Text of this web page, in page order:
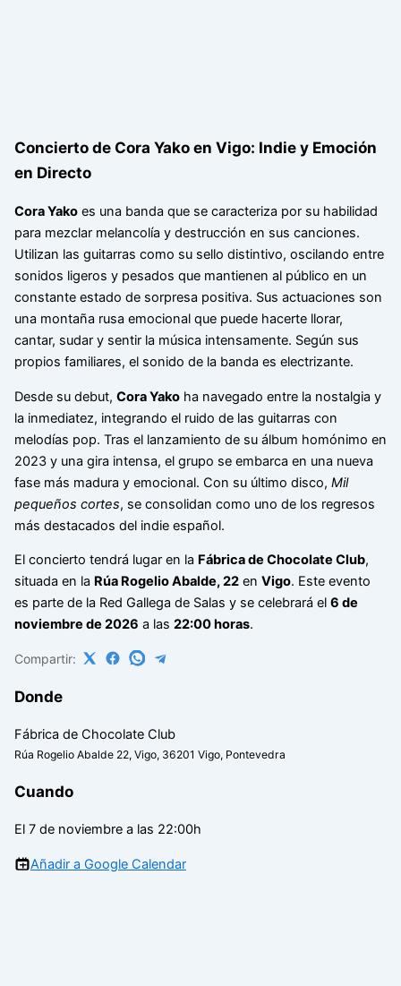
Concierto de Cora Yako en Vigo: Indie y Emoción
en Directo
Cora Yakoes una banda que se caracteriza por su habilidad
para mezclar melancolía y destrucción en sus canciones.
Utilizan las guitarras como su sello distintivo, oscilando entre
sonidos ligeros y pesados que mantienen al público en un
constante estado de sorpresa positiva. Sus actuaciones son
una montaña rusa emocional que puede hacerte llorar,
cantar, sudar y sentir la música intensamente. Según sus
propios familiares, el sonido de la banda es electrizante.
Desde su debut, Cora Yakoha navegado entre la nostalgia y
la inmediatez, integrando el ruido de las guitarras con
melodías pop. Tras el lanzamiento de su álbum homónimo en
2023 y una gira intensa, el grupo se embarca en una nueva
fase más madura y emocional. Con su último disco, Mil
pequeños cortes, se consolidan como uno de los regresos
más destacados del indie español.
El concierto tendrá lugar en la Fábrica de Chocolate Club,
situada en la Rúa Rogelio Abalde, 22en Vigo. Este evento
es parte de la Red Gallega de Salas y se celebrará el 6 de
noviembre de 2026 a las 22:00 horas.
Compartir:
Donde
Fábrica de Chocolate Club
Rúa Rogelio Abalde 22, Vigo, 36201 Vigo, Pontevedra
Cuando
El 7 de noviembre a las 22:00h
Añadir a Google Calendar